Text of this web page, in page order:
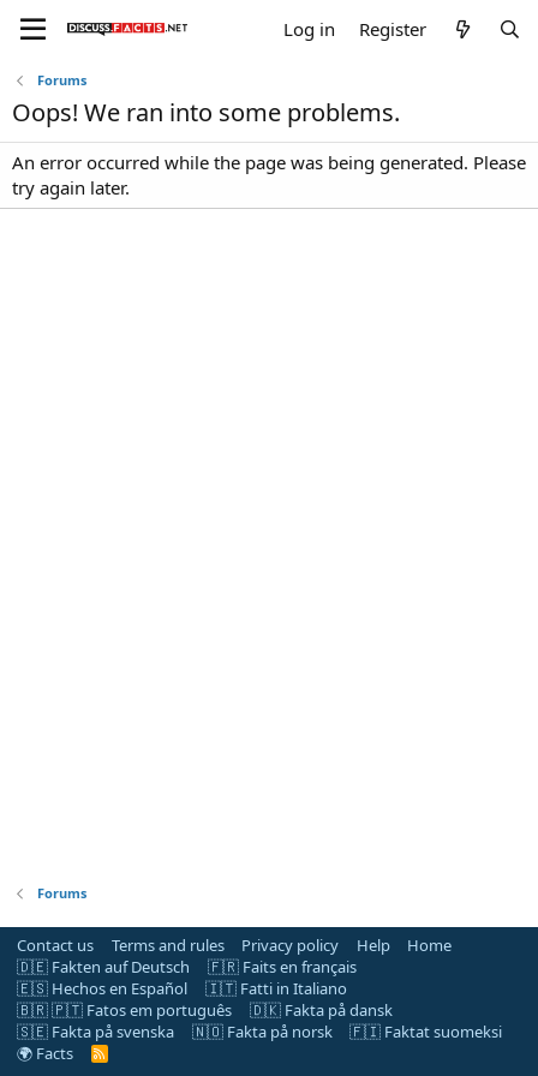
Log in Register
Forums
Oops! We ran into some problems.
An error occurred while the page was being generated. Please
try again later.
Forums
Contact us Terms and rules Privacy policy Help
Home
🇩🇪 Fakten auf Deutsch
🇫🇷 Faits en français
🇪🇸 Hechos en Español
🇮🇹 Fatti in Italiano
🇧🇷 🇵🇹 Fatos em português
🇩🇰 Fakta på dansk
🇸🇪 Fakta på svenska
🇳🇴 Fakta på norsk
🇫🇮 Faktat suomeksi
🌍 Facts
R